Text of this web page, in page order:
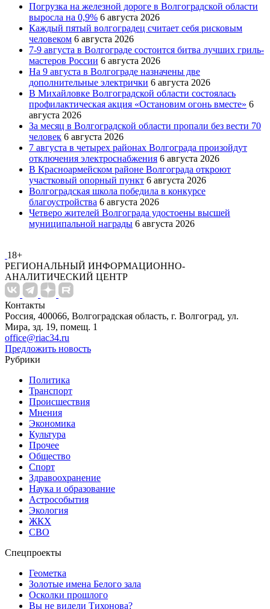
Погрузка на железной дороге в Волгоградской области
выросла на 0,9% 6 августа 2026
Каждый пятый волгоградец считает себя рисковым
человеком 6 августа 2026
7-9 августа в Волгограде состоится битва лучших гриль-
мастеров России 6 августа 2026
На 9 августа в Волгограде назначены две
дополнительные электрички 6 августа 2026
В Михайловке Волгоградской области состоялась
профилактическая акция «Остановим огонь вместе» 6
августа 2026
За месяц в Волгоградской области пропали без вести 70
человек 6 августа 2026
7 августа в четырех районах Волгограда произойдут
отключения электроснабжения 6 августа 2026
В Красноармейском районе Волгограда откроют
участковый опорный пункт 6 августа 2026
Волгоградская школа победила в конкурсе
благоустройства 6 августа 2026
Четверо жителей Волгограда удостоены высшей
муниципальной награды 6 августа 2026
18+
РЕГИОНАЛЬНЫЙ ИНФОРМАЦИОННО-
АНАЛИТИЧЕСКИЙ ЦЕНТР
Контакты
Россия, 400066, Волгоградская область, г. Волгоград, ул.
Мира, зд. 19, помещ. 1
office@riac34.ru
Предложить новость
Рубрики
Политика
Транспорт
Происшествия
Мнения
Экономика
Культура
Прочее
Общество
Спорт
Здравоохранение
Наука и образование
Астрособытия
Экология
ЖКХ
СВО
Спецпроекты
Геометка
Золотые имена Белого зала
Осколки прошлого
Вы не видели Тихонова?